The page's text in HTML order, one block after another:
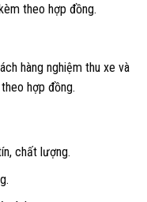
theo hợp đồng.
hàng nghiệm thu xe và
hợp đồng.
chất lượng.